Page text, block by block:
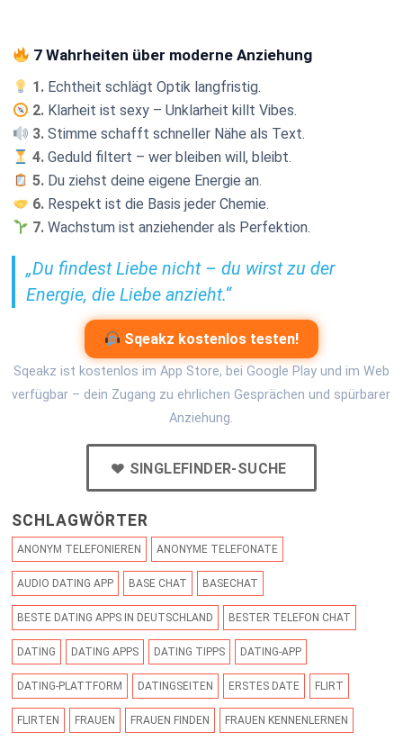
7 Wahrheiten über moderne Anziehung
1.Echtheit schlägt Optik langfristig.
2.Klarheit ist sexy – Unklarheit killt Vibes.
3.Stimme schafft schneller Nähe als Text.
4.Geduld filtert – wer bleiben will, bleibt.
5.Du ziehst deine eigene Energie an.
6.Respekt ist die Basis jeder Chemie.
7.Wachstum ist anziehender als Perfektion.
„Du findest Liebe nicht – du wirst zu der
Energie, die Liebe anzieht.“
Sqeakz kostenlos testen!
Sqeakz ist kostenlos im App Store, bei Google Play und im Web
verfügbar – dein Zugang zu ehrlichen Gesprächen und spürbarer
Anziehung.
SINGLEFINDER-SUCHE
SCHLAGWÖRTER
ANONYM TELEFONIEREN ANONYME TELEFONATE
AUDIO DATING APP BASE CHAT BASECHAT
BESTE DATING APPS IN DEUTSCHLAND BESTER TELEFON CHAT
DATING DATING APPS DATING TIPPS DATING-APP
DATING-PLATTFORM DATINGSEITEN ERSTES DATE FLIRT
FLIRTEN FRAUEN FRAUEN FINDEN FRAUEN KENNENLERNEN